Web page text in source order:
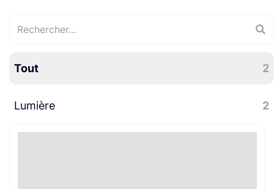
Tout 2
Lumière 2